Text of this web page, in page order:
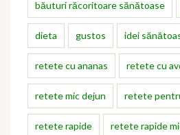
băuturi răcoritoare sănătoase
dieta gustos idei
retete cu ananas retete cu
retete mic dejun retete
retete rapide retete rapide